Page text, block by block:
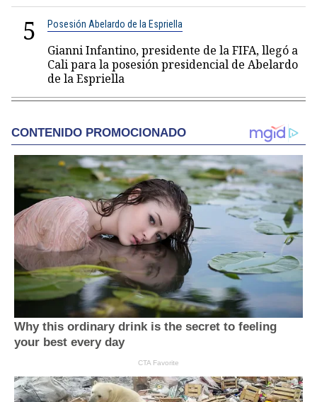
5 Posesión Abelardo de la Espriella
Gianni Infantino, presidente de la FIFA, llegó a
Cali para la posesión presidencial de Abelardo
de la Espriella